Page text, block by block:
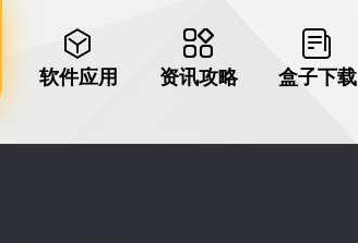
软件应用 资讯攻略 盒子下载